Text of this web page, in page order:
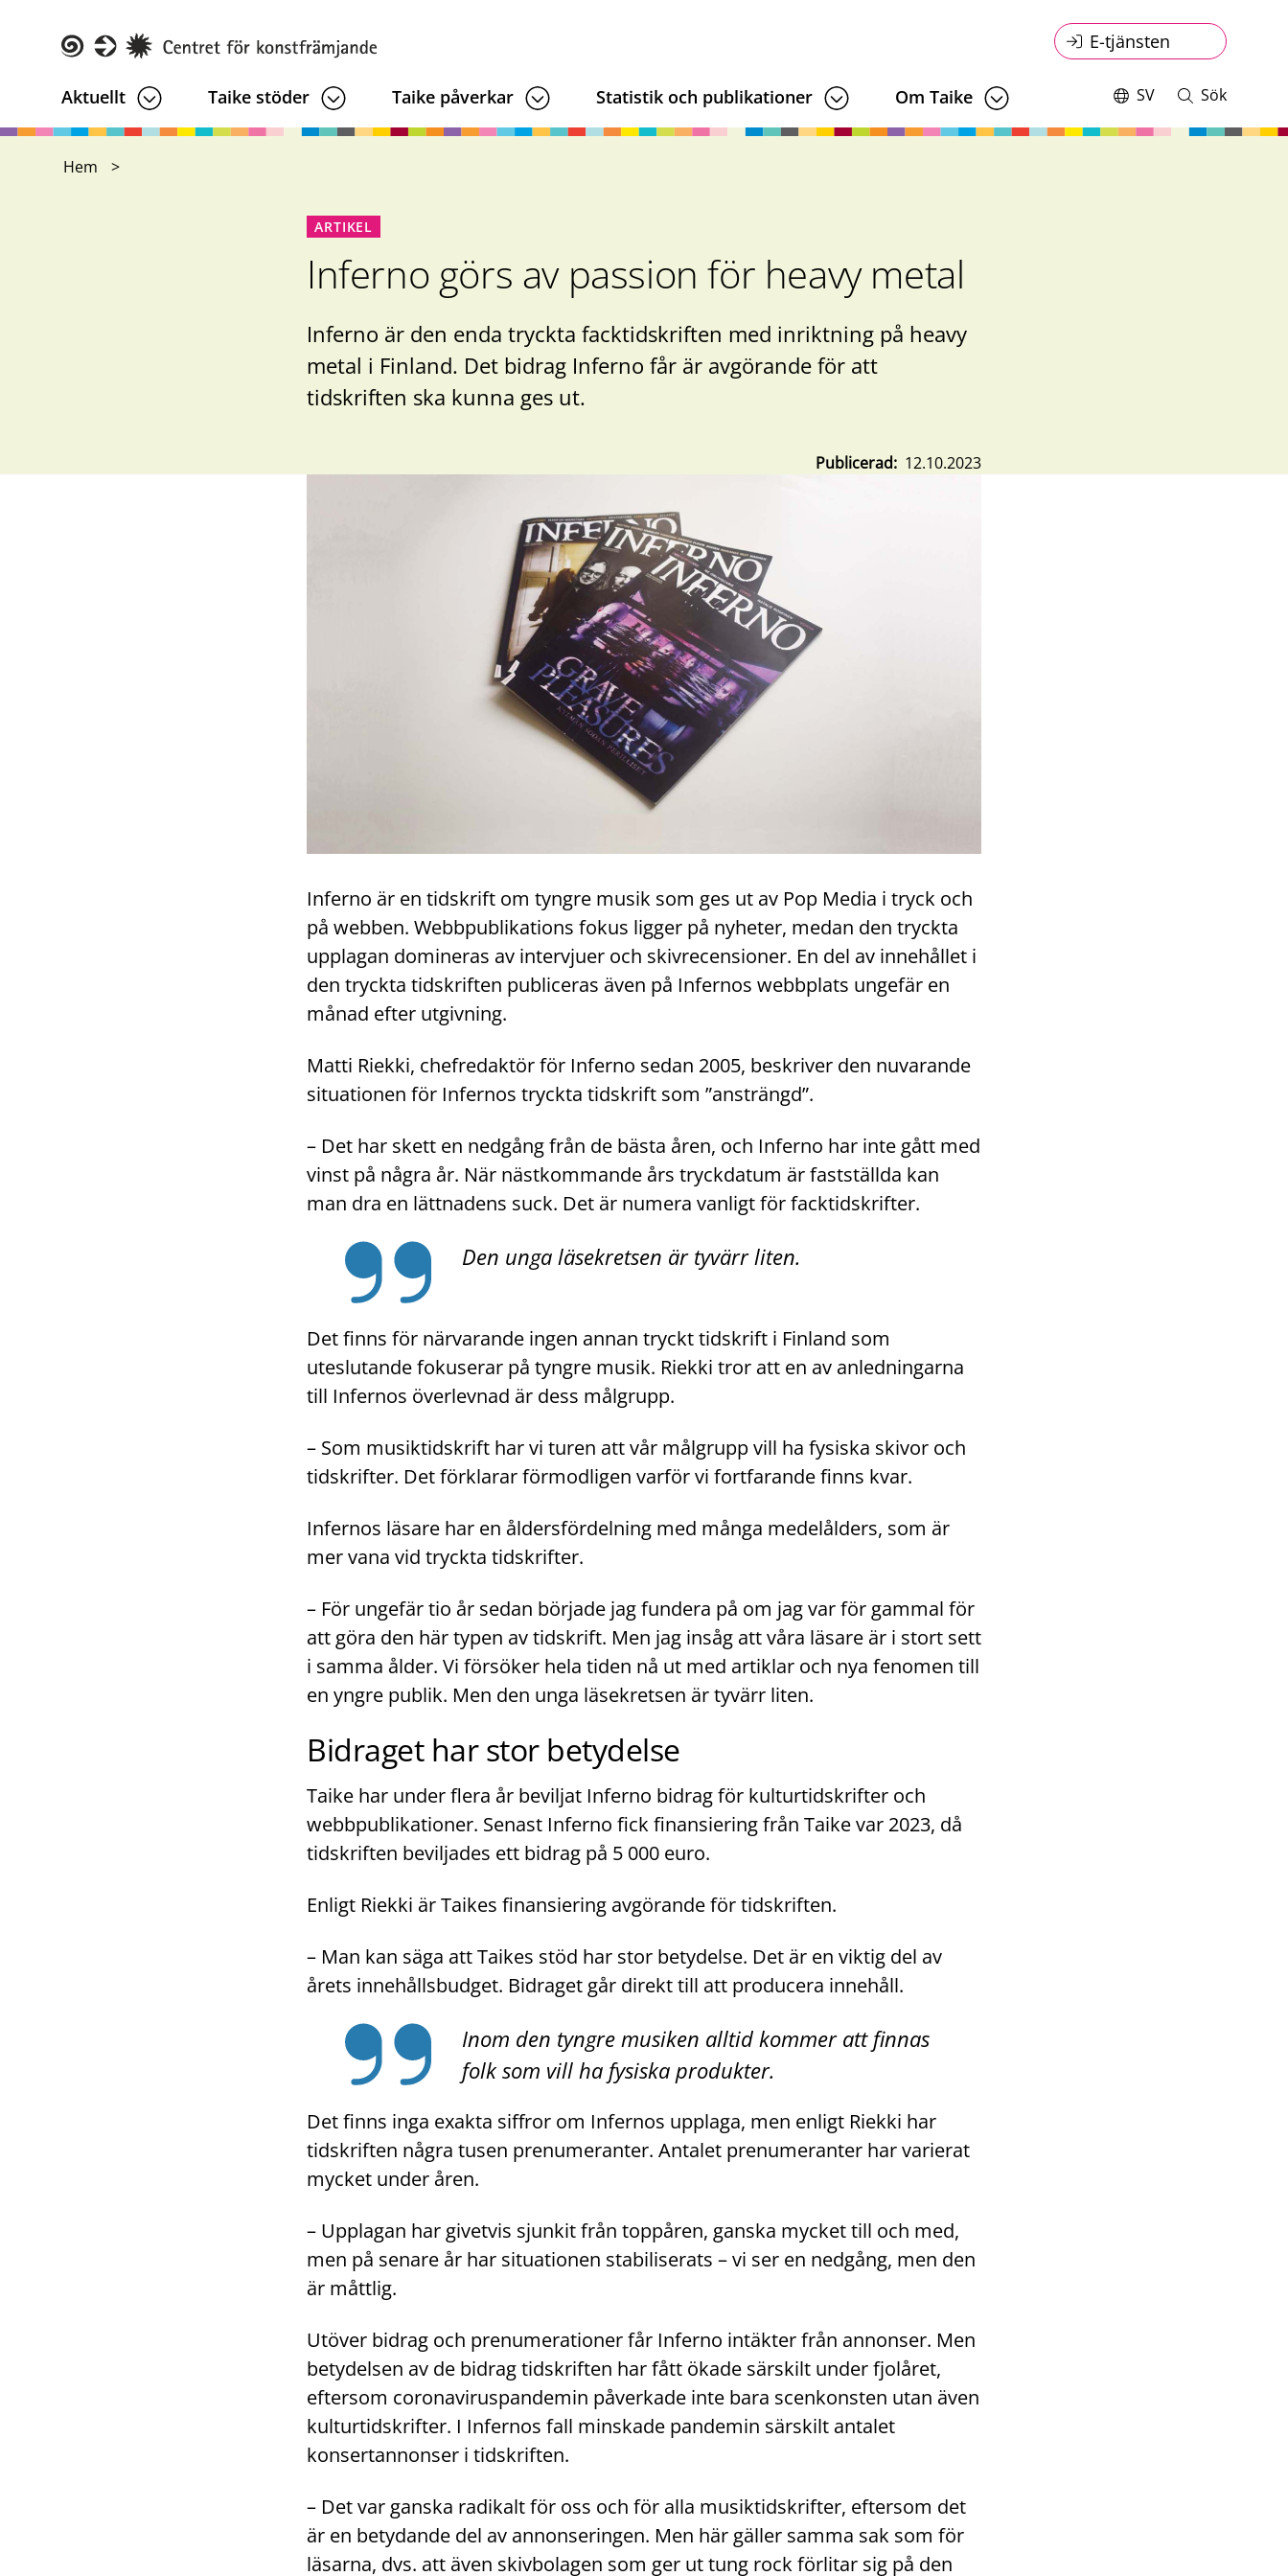
Online
service
menu
E-tjänsten
Aktuellt Taike stöder Taike påverkar Statistik och publikationer Om Taike
Switch
current
SV
Öppna
stäng
Sök
Hem
ARTIKEL
Inferno görs av passion för heavy metal
Inferno är den enda tryckta facktidskriften med inriktning på heavy
metal i Finland. Det bidrag Inferno får är avgörande för att
tidskriften ska kunna ges ut.
Publicerad 12.10.2023
Inferno är en tidskrift om tyngre musik som ges ut av Pop Media i tryck och
på webben. Webbpublikations fokus ligger på nyheter, medan den tryckta
upplagan domineras av intervjuer och skivrecensioner. En del av innehållet i
den tryckta tidskriften publiceras även på Infernos webbplats ungefär en
månad efter utgivning.
Matti Riekki, chefredaktör för Inferno sedan 2005, beskriver den nuvarande
situationen för Infernos tryckta tidskrift som ”ansträngd”.
– Det har skett en nedgång från de bästa åren, och Inferno har inte gått med
vinst på några år. När nästkommande års tryckdatum är fastställda kan
man dra en lättnadens suck. Det är numera vanligt för facktidskrifter.
Den unga läsekretsen är tyvärr liten.
Det finns för närvarande ingen annan tryckt tidskrift i Finland som
uteslutande fokuserar på tyngre musik. Riekki tror att en av anledningarna
till Infernos överlevnad är dess målgrupp.
– Som musiktidskrift har vi turen att vår målgrupp vill ha fysiska skivor och
tidskrifter. Det förklarar förmodligen varför vi fortfarande finns kvar.
Infernos läsare har en åldersfördelning med många medelålders, som är
mer vana vid tryckta tidskrifter.
– För ungefär tio år sedan började jag fundera på om jag var för gammal för
att göra den här typen av tidskrift. Men jag insåg att våra läsare är i stort sett
i samma ålder. Vi försöker hela tiden nå ut med artiklar och nya fenomen till
en yngre publik. Men den unga läsekretsen är tyvärr liten.
Bidraget har stor betydelse
Taike har under flera år beviljat Inferno bidrag för kulturtidskrifter och
webbpublikationer. Senast Inferno fick finansiering från Taike var 2023, då
tidskriften beviljades ett bidrag på 5 000 euro.
Enligt Riekki är Taikes finansiering avgörande för tidskriften.
– Man kan säga att Taikes stöd har stor betydelse. Det är en viktig del av
årets innehållsbudget. Bidraget går direkt till att producera innehåll.
Inom den tyngre musiken alltid kommer att finnas
folk som vill ha fysiska produkter.
Det finns inga exakta siffror om Infernos upplaga, men enligt Riekki har
tidskriften några tusen prenumeranter. Antalet prenumeranter har varierat
mycket under åren.
– Upplagan har givetvis sjunkit från toppåren, ganska mycket till och med,
men på senare år har situationen stabiliserats – vi ser en nedgång, men den
är måttlig.
Utöver bidrag och prenumerationer får Inferno intäkter från annonser. Men
betydelsen av de bidrag tidskriften har fått ökade särskilt under fjolåret,
eftersom coronaviruspandemin påverkade inte bara scenkonsten utan även
kulturtidskrifter. I Infernos fall minskade pandemin särskilt antalet
konsertannonser i tidskriften.
– Det var ganska radikalt för oss och för alla musiktidskrifter, eftersom det
är en betydande del av annonseringen. Men här gäller samma sak som för
läsarna, dvs. att även skivbolagen som ger ut tung rock förlitar sig på den